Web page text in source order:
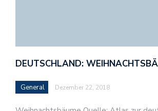
DEUTSCHLAND:
General Dezember 22, 2018